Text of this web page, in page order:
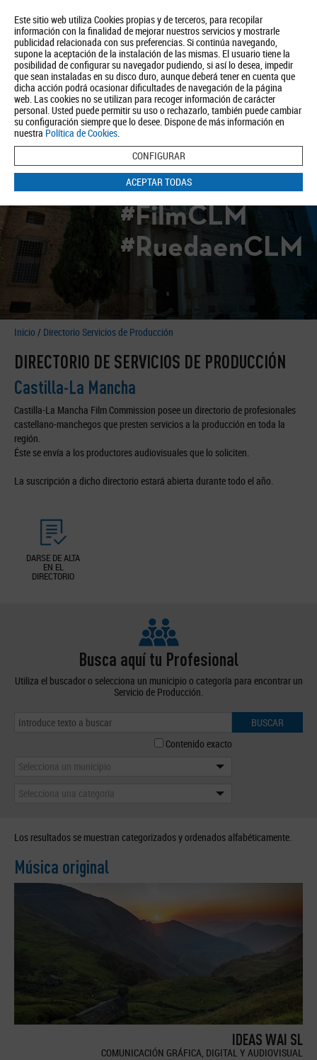
Este sitio web utiliza Cookies propias y de terceros, para recopilar
información con la finalidad de mejorar nuestros servicios y mostrarle
publicidad relacionada con sus preferencias. Si continúa navegando,
supone la aceptación de la instalación de las mismas. El usuario tiene la
posibilidad de configurar su navegador pudiendo, si así lo desea, impedir
que sean instaladas en su disco duro, aunque deberá tener en cuenta que
dicha acción podrá ocasionar dificultades de navegación de la página
web. Las cookies no se utilizan para recoger información de carácter
personal. Usted puede permitir su uso o rechazarlo, también puede cambiar
su configuración siempre que lo desee. Dispone de más información en
nuestra Política de Cookies.
CONFIGURAR
ACEPTAR TODAS
Quiénes somos Turismo Política de Privacidad Aviso Legal
Política de Cookies
BUSCAR
#FilmCLM
#RuedaenCLM
Inicio / Directorio Servicios de Producción
DIRECTORIO DE SERVICIOS DE PRODUCCIÓN
Castilla-La Mancha
Castilla-La Mancha Film Commission posee un directorio de profesionales
castellano-manchegos que presten servicios a la producción en toda la
región.
Éste se envía a los productores audiovisuales que lo soliciten.
La suscripción a dicho directorio estará abierta durante todo el año.
DARSE DE ALTA
EN EL
DIRECTORIO
Busca aquí tu Profesional
Utiliza el buscador o selecciona un municipio o categoría para encontrar un
Servicio de Producción.
BUSCAR
Contenido exacto
Selecciona un municipio
Selecciona una categoría
Los resultados se muestran categorizados y ordenados alfabéticamente.
Música original
IDEAS WAI SL
COMUNICACIÓN GRÁFICA, DIGITAL Y AUDIOVISUAL